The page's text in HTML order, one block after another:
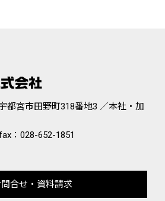
都宮市田野町318番地3 ／本社・加
：028-652-1851
問合せ・資料請求